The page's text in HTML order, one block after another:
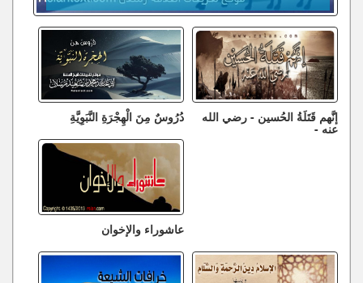
إنَّهم قَتَلَةُ الحُسين - رضي الله
عنه -
دُرُوسٌ مِنَ الْهِجْرَةِ النَّبَوِيَّةِ
عاشوراء والإخوان